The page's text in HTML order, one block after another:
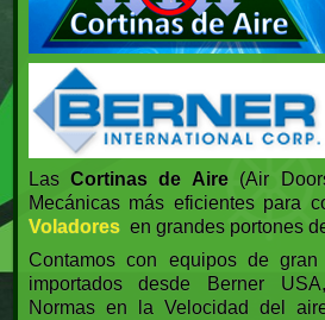
Las Cortinas de Aire(Air
Mecánicas más eficientes para
Voladoresen grandes portones
Contamos con equipos de
importados desde Berner
Normas en la Velocidad del